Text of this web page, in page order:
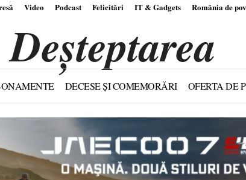
Video Podcast Felicitări IT & Gadgets România de
Deșteptarea
DECESE ȘI COMEMORĂRI OFERTA DE